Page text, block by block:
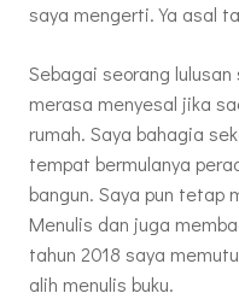
saya mengerti. Ya asal
Sebagai seorang
merasa menyesal jika
rumah. Saya bahagia
tempat bermulanya
bangun. Saya pun tetap
Menulis dan juga
tahun 2018 saya
alih menulis buku.